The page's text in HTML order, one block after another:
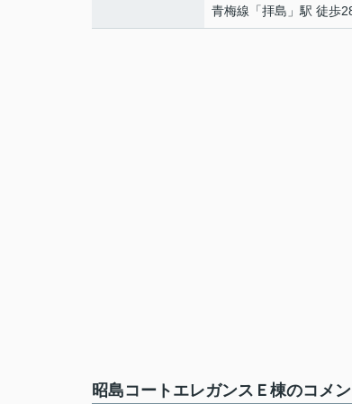
青梅線 「拝島 」駅 徒歩
昭島コートエレガンスＥ棟のコメ